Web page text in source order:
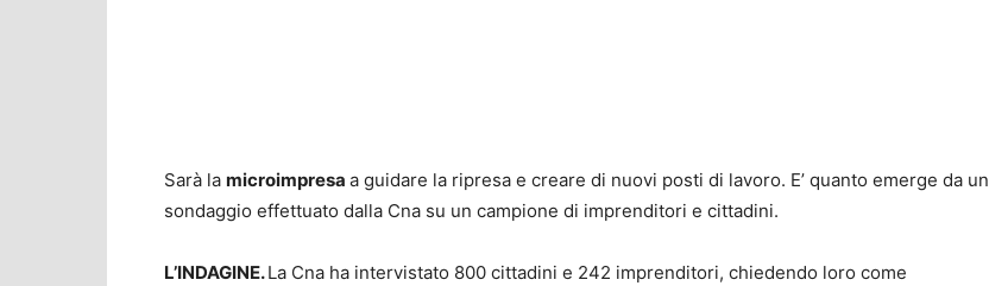
Sarà la microimpresa a guidare la ripresa e creare di nuovi posti di lavoro. E’ quanto emerge da un
sondaggio effettuato dalla Cna su un campione di imprenditori e cittadini.
L’INDAGINE.La Cna ha intervistato 800 cittadini e 242 imprenditori, chiedendo loro come